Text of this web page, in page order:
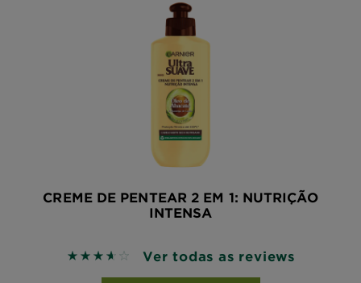
CREME DE PENTEAR 2 EM 1: NUTRIÇÃO
INTENSA
3.6 out of 5 stars based on reviews
Ver todas as reviews